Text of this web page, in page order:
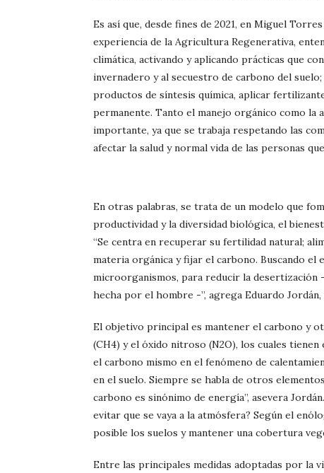
Es así que, desde fines de 2021, en Miguel
experiencia de la Agricultura Regenerativa,
climática, activando y aplicando prácticas que
invernadero y al secuestro de carbono del
productos de síntesis química, aplicar
permanente. Tanto el manejo orgánico como
importante, ya que se trabaja respetando las
afectar la salud y normal vida de las personas
En otras palabras, se trata de un modelo que
productividad y la diversidad biológica, el
“Se centra en recuperar su fertilidad natural;
materia orgánica y fijar el carbono. Buscando
microorganismos, para reducir la desertización
hecha por el hombre -”, agrega Eduardo
El objetivo principal es mantener el carbono y
(CH4) y el óxido nitroso (N2O), los cuales
el carbono mismo en el fenómeno de
en el suelo. Siempre se habla de otros
carbono es sinónimo de energía”, asevera
evitar que se vaya a la atmósfera? Según el
posible los suelos y mantener una cobertura
Entre las principales medidas adoptadas por la